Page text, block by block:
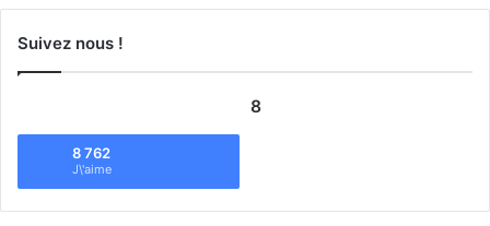
Suivez nous !
8
8 762
J\'aime